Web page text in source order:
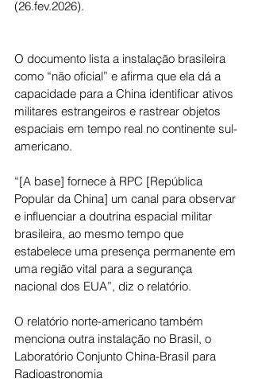
(26.fev.2026).
O documento lista a instalação brasileira
como “não oficial” e afirma que ela dá a
capacidade para a China identificar ativos
militares estrangeiros e rastrear objetos
espaciais em tempo real no continente sul-
americano.
“[A base] fornece à RPC [República
Popular da China] um canal para observar
e influenciar a doutrina espacial militar
brasileira, ao mesmo tempo que
estabelece uma presença permanente em
uma região vital para a segurança
nacional dos EUA”, diz o relatório.
O relatório norte-americano também
menciona outra instalação no Brasil, o
Laboratório Conjunto China-Brasil para
Radioastronomia